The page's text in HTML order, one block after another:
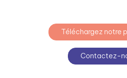
Téléchargez notre
Contactez-